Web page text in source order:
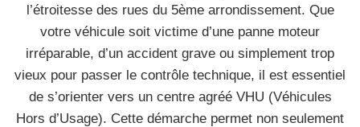
l’étroitesse des rues du 5ème arrondissement. Que
votre véhicule soit victime d’une panne moteur
irréparable, d’un accident grave ou simplement trop
vieux pour passer le contrôle technique, il est essentiel
de s’orienter vers un centre agréé VHU (Véhicules
Hors d’Usage). Cette démarche permet non seulement